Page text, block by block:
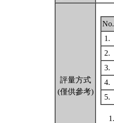
評量方式
(僅供參考)
No.
1.
2.
3.
4.
5.